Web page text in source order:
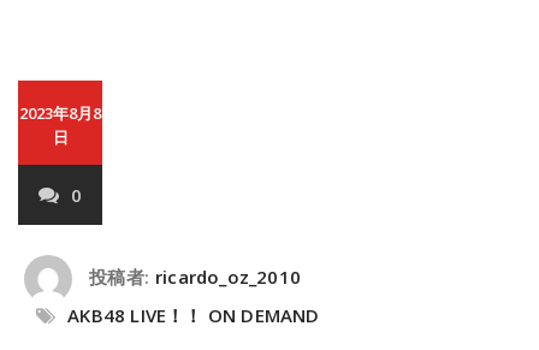
2023年8月8
日
0
投稿者: ricardo_oz_2010
AKB48 LIVE！！ ON DEMAND